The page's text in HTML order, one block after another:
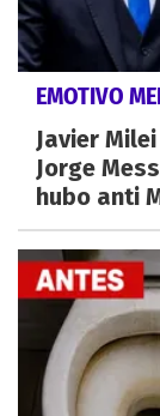
EMOTIVO
Javier
Jorge
hubo anti